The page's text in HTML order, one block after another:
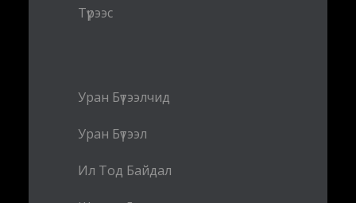
Түрээс
Уран Бүтээлчид
Уран Бүтээл
Ил Тод Байдал